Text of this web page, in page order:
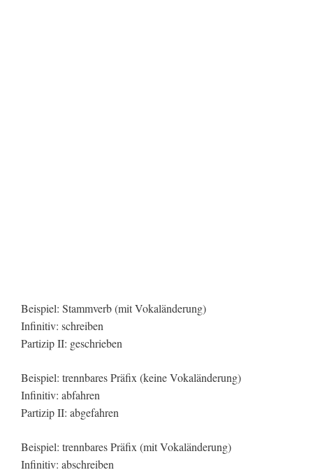
Beispiel: Stammverb (mit Vokaländerung)
Infinitiv: schreiben
Partizip II: geschrieben
Beispiel: trennbares Präfix (keine Vokaländerung)
Infinitiv: abfahren
Partizip II: abgefahren
Beispiel: trennbares Präfix (mit Vokaländerung)
Infinitiv: abschreiben